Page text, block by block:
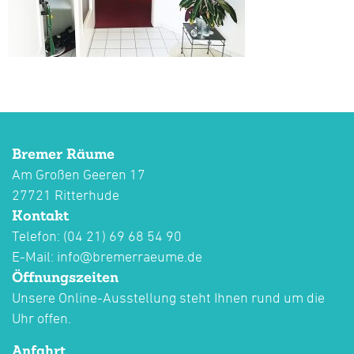
Bremer Räume
Am Großen Geeren 17
27721 Ritterhude
Kontakt
Telefon: (04 21) 69 68 54 90
E-Mail: info@bremerraeume.de
Öffnungszeiten
Unsere Online-Ausstellung steht Ihnen rund um die
Uhr offen.